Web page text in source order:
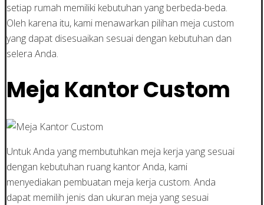
setiap rumah memiliki kebutuhan yang berbeda-beda.
Oleh karena itu, kami menawarkan pilihan meja custom
yang dapat disesuaikan sesuai dengan kebutuhan dan
selera Anda.
Meja Kantor Custom
Untuk Anda yang membutuhkan meja kerja yang sesuai
dengan kebutuhan ruang kantor Anda, kami
menyediakan pembuatan meja kerja custom. Anda
dapat memilih jenis dan ukuran meja yang sesuai